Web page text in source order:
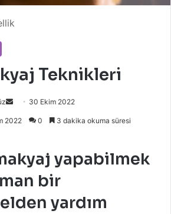
Teknikleri
Bir
30 Ekim 2022
2022 0 3 dakika okuma süresi
yapabilmek
bir
yardım